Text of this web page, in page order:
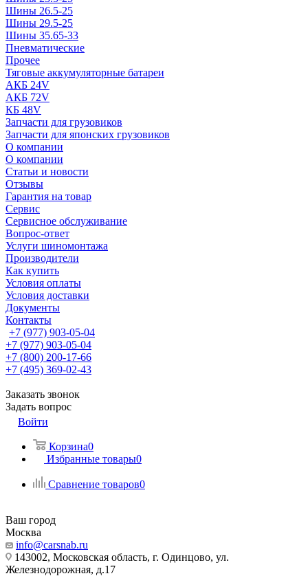
Шины 26.5-25
Шины 29.5-25
Шины 35.65-33
Пневматические
Прочее
Тяговые аккумуляторные батареи
АКБ 24V
АКБ 72V
КБ 48V
Запчасти для грузовиков
Запчасти для японских грузовиков
О компании
О компании
Статьи и новости
Отзывы
Гарантия на товар
Сервис
Сервисное обслуживание
Вопрос-ответ
Услуги шиномонтажа
Производители
Как купить
Условия оплаты
Условия доставки
Документы
Контакты
+7 (977) 903-05-04
+7 (977) 903-05-04
+7 (800) 200-17-66
+7 (495) 369-02-43
Заказать звонок
Задать вопрос
Войти
Корзина0
Избранные товары0
Сравнение товаров0
Ваш город
Москва
info@carsnab.ru
143002, Московская область, г. Одинцово, ул.
Железнодорожная, д.17